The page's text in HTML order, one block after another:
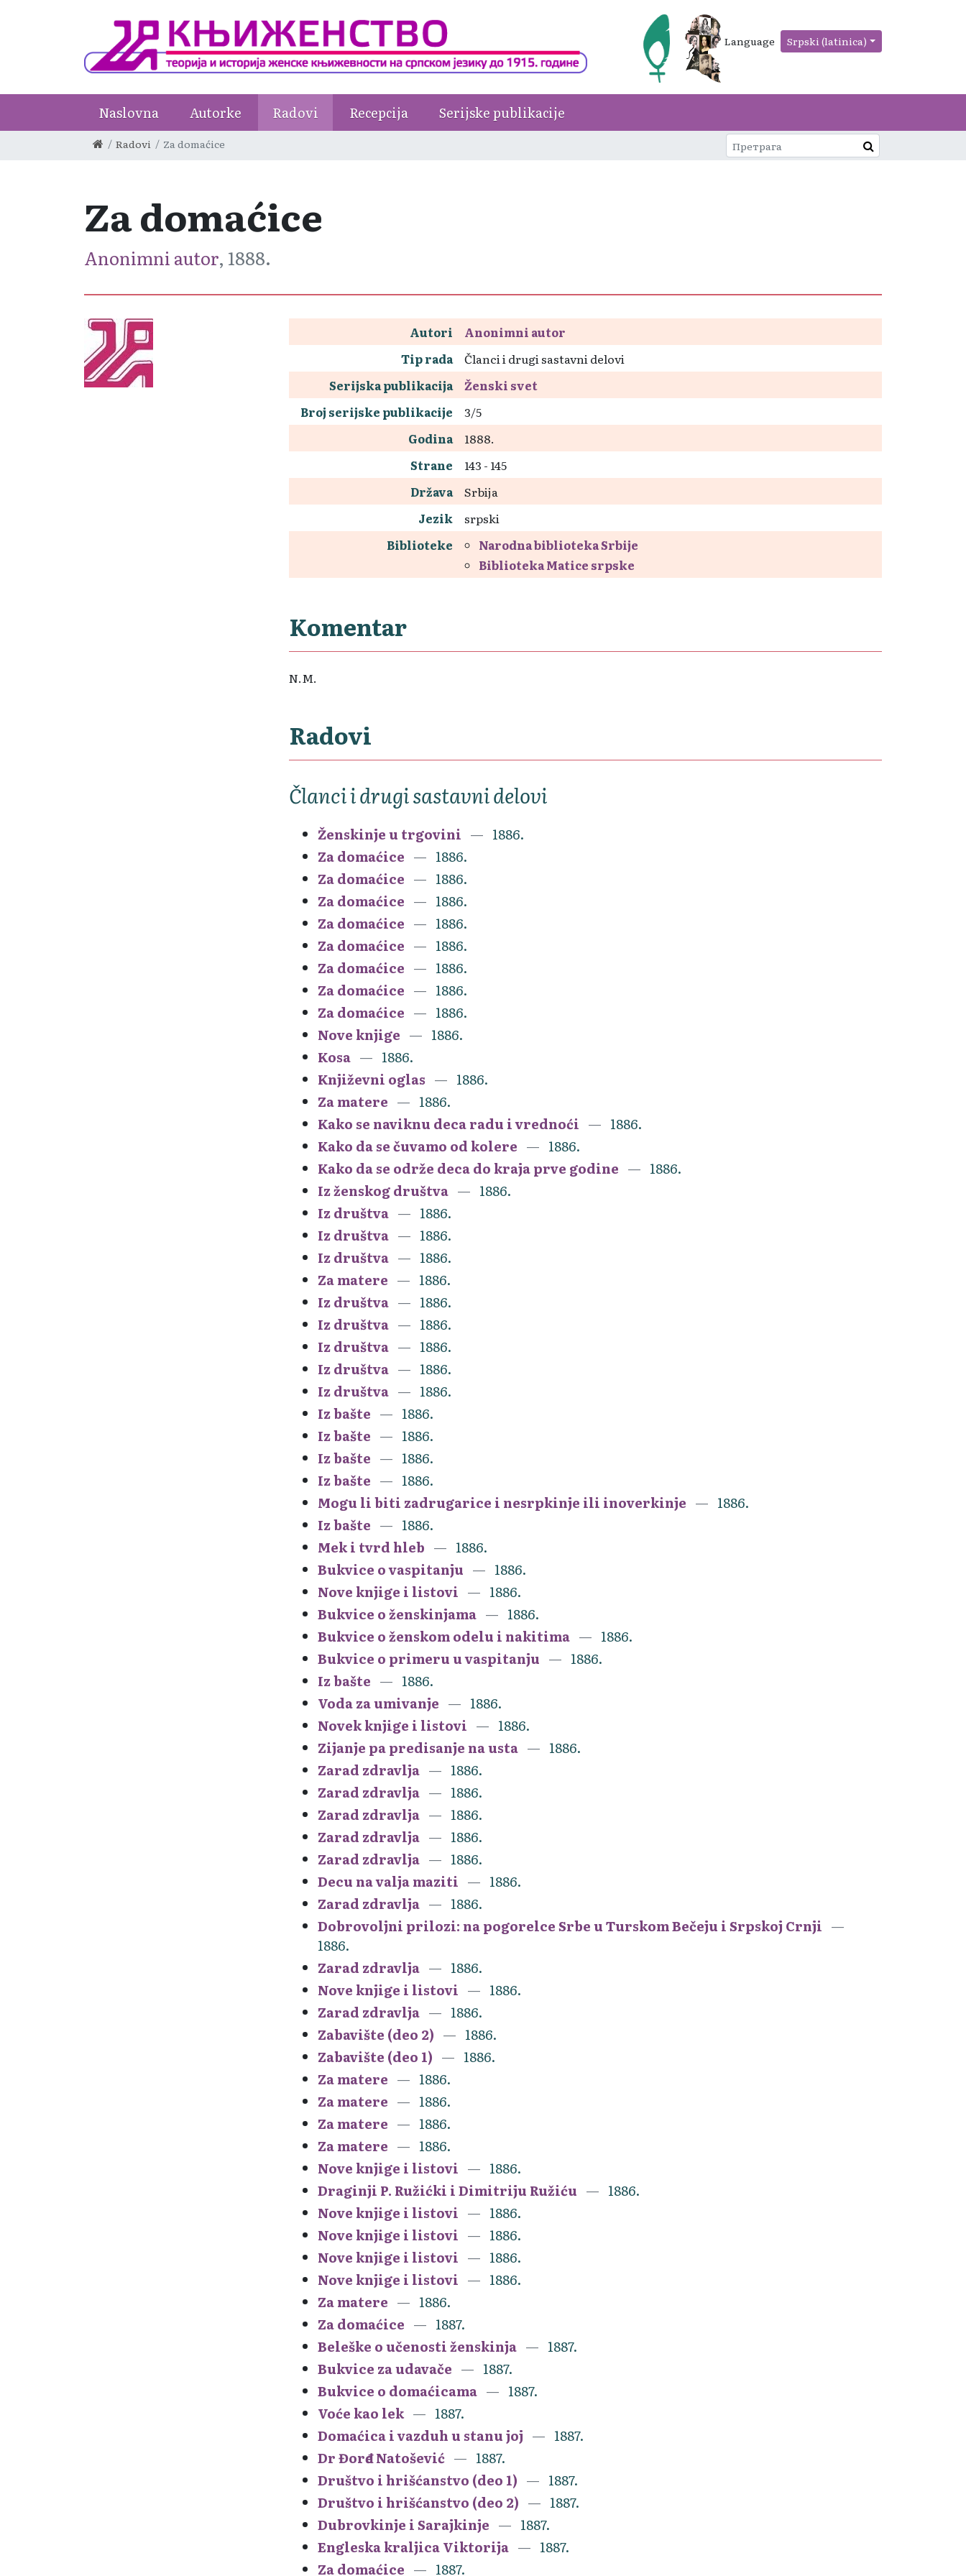
Language Srpski (latinica)
Naslovna Autorke Radovi Recepcija Serijske publikacije
Radovi Za domaćice
Za domaćice
Anonimni autor, 1888.
Autori
Anonimni autor
Tip rada
Članci i drugi sastavni delovi
Serijska publikacija
Ženski svet
Broj serijske publikacije
3/5
Godina
1888.
Strane
143 - 145
Država
Srbija
Jezik
srpski
Biblioteke
Narodna biblioteka Srbije
Biblioteka Matice srpske
Komentar
N.M.
Radovi
Članci i drugi sastavni delovi
Ženskinje u trgovini
1886.
Za domaćice
1886.
Za domaćice
1886.
Za domaćice
1886.
Za domaćice
1886.
Za domaćice
1886.
Za domaćice
1886.
Za domaćice
1886.
Za domaćice
1886.
Nove knjige
1886.
Kosa
1886.
Književni oglas
1886.
Za matere
1886.
Kako se naviknu deca radu i vrednoći
1886.
Kako da se čuvamo od kolere
1886.
Kako da se održe deca do kraja prve godine
1886.
Iz ženskog društva
1886.
Iz društva
1886.
Iz društva
1886.
Iz društva
1886.
Za matere
1886.
Iz društva
1886.
Iz društva
1886.
Iz društva
1886.
Iz društva
1886.
Iz društva
1886.
Iz bašte
1886.
Iz bašte
1886.
Iz bašte
1886.
Iz bašte
1886.
Mogu li biti zadrugarice i nesrpkinje ili inoverkinje
1886.
Iz bašte
1886.
Mek i tvrd hleb
1886.
Bukvice o vaspitanju
1886.
Nove knjige i listovi
1886.
Bukvice o ženskinjama
1886.
Bukvice o ženskom odelu i nakitima
1886.
Bukvice o primeru u vaspitanju
1886.
Iz bašte
1886.
Voda za umivanje
1886.
Novek knjige i listovi
1886.
Zijanje pa predisanje na usta
1886.
Zarad zdravlja
1886.
Zarad zdravlja
1886.
Zarad zdravlja
1886.
Zarad zdravlja
1886.
Zarad zdravlja
1886.
Decu na valja maziti
1886.
Zarad zdravlja
1886.
Dobrovoljni prilozi: na pogorelce Srbe u Turskom Bečeju i Srpskoj Crnji
1886.
Zarad zdravlja
1886.
Nove knjige i listovi
1886.
Zarad zdravlja
1886.
Zabavište (deo 2)
1886.
Zabavište (deo 1)
1886.
Za matere
1886.
Za matere
1886.
Za matere
1886.
Za matere
1886.
Nove knjige i listovi
1886.
Draginji P. Ružićki i Dimitriju Ružiću
1886.
Nove knjige i listovi
1886.
Nove knjige i listovi
1886.
Nove knjige i listovi
1886.
Nove knjige i listovi
1886.
Za matere
1886.
Za domaćice
1887.
Beleške o učenosti ženskinja
1887.
Bukvice za udavače
1887.
Bukvice o domaćicama
1887.
Voće kao lek
1887.
Domaćica i vazduh u stanu joj
1887.
Dr Đorđe Natošević
1887.
Društvo i hrišćanstvo (deo 1)
1887.
Društvo i hrišćanstvo (deo 2)
1887.
Dubrovkinje i Sarajkinje
1887.
Engleska kraljica Viktorija
1887.
Za domaćice
1887.